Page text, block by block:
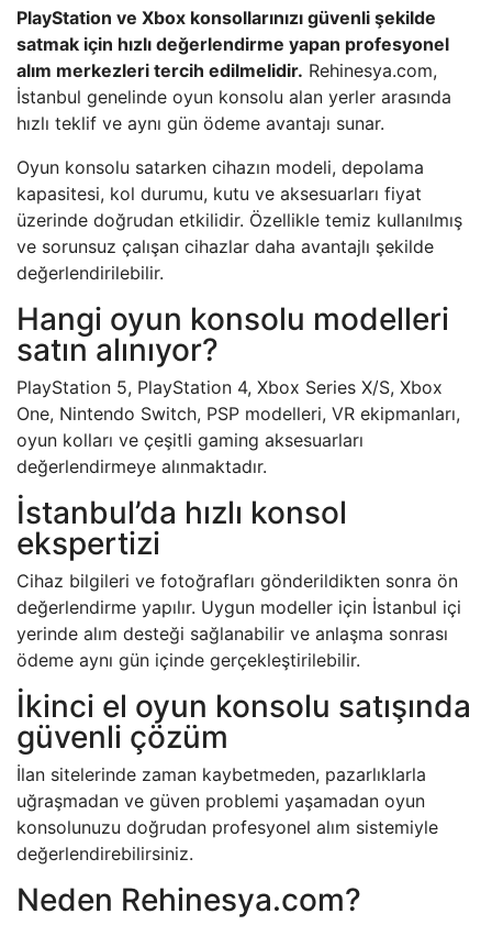
PlayStation ve Xbox konsollarınızı güvenli şekilde
satmak için hızlı değerlendirme yapan profesyonel
alım merkezleri tercih edilmelidir. Rehinesya.com,
İstanbul genelinde oyun konsolu alan yerler arasında
hızlı teklif ve aynı gün ödeme avantajı sunar.
Oyun konsolu satarken cihazın modeli, depolama
kapasitesi, kol durumu, kutu ve aksesuarları fiyat
üzerinde doğrudan etkilidir. Özellikle temiz kullanılmış
ve sorunsuz çalışan cihazlar daha avantajlı şekilde
değerlendirilebilir.
Hangi oyun konsolu modelleri
satın alınıyor?
PlayStation 5, PlayStation 4, Xbox Series X/S, Xbox
One, Nintendo Switch, PSP modelleri, VR ekipmanları,
oyun kolları ve çeşitli gaming aksesuarları
değerlendirmeye alınmaktadır.
İstanbul’da hızlı konsol
ekspertizi
Cihaz bilgileri ve fotoğrafları gönderildikten sonra ön
değerlendirme yapılır. Uygun modeller için İstanbul içi
yerinde alım desteği sağlanabilir ve anlaşma sonrası
ödeme aynı gün içinde gerçekleştirilebilir.
İkinci el oyun konsolu satışında
güvenli çözüm
İlan sitelerinde zaman kaybetmeden, pazarlıklarla
uğraşmadan ve güven problemi yaşamadan oyun
konsolunuzu doğrudan profesyonel alım sistemiyle
değerlendirebilirsiniz.
Neden Rehinesya.com?